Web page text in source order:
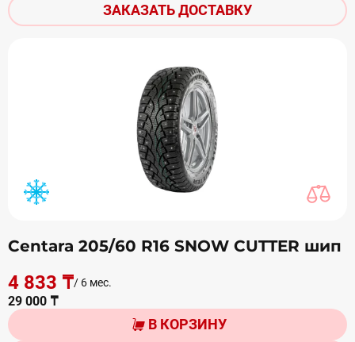
ЗАКАЗАТЬ ДОСТАВКУ
Centara 205/60 R16 SNOW CUTTER шип
4 833 ₸/ 6 мес.
29 000 ₸
В КОРЗИНУ